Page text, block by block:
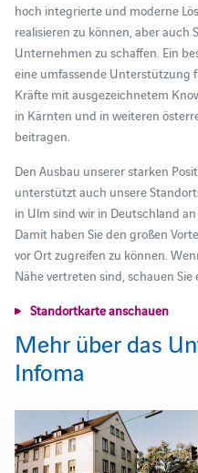
hoch integrierte und moderne
realisieren zu können, aber auch
Unternehmen zu schaffen. Ein
eine umfassende Unterstützung
Kräfte mit ausgezeichnetem
in Kärnten und in weiteren
beitragen.
Den Ausbau unserer starken
unterstützt auch unsere
in Ulm sind wir in Deutschland
Damit haben Sie den großen
vor Ort zugreifen zu können.
Nähe vertreten sind, schauen
Standortkarte anschauen
Mehr über das
Infoma